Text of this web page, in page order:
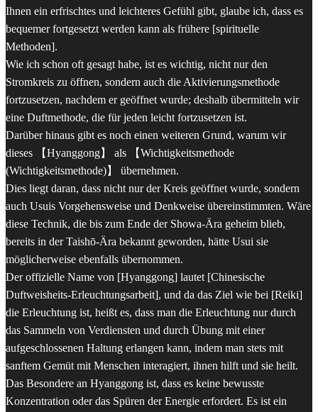
Ihnen ein erfrischtes und leichteres Gefühl gibt, glaube ich, dass es
bequemer fortgesetzt werden kann als frühere [spirituelle
Methoden].
Wie ich schon oft gesagt habe, ist es wichtig, nicht nur den
Stromkreis zu öffnen, sondern auch die Aktivierungsmethode
fortzusetzen, nachdem er geöffnet wurde; deshalb übermitteln wir
eine Duftmethode, die für jeden leicht fortzusetzen ist.
Darüber hinaus gibt es noch einen weiteren Grund, warum wir
dieses 【Hyanggong】 als 【Wichtigkeitsmethode
(Wichtigkeitsmethode)】 übernehmen.
Dies liegt daran, dass nicht nur der Kreis geöffnet wurde, sondern
auch Usuis Vorgehensweise und Denkweise übereinstimmten. Wäre
diese Technik, die bis zum Ende der Showa-Ära geheim blieb,
bereits in der Taishō-Ära bekannt geworden, hätte Usui sie
möglicherweise ebenfalls übernommen.
Der offizielle Name von [Hyanggong] lautet [Chinesische
Duftweisheits-Erleuchtungsarbeit], und da das Ziel wie bei [Reiki]
die Erleuchtung ist, heißt es, dass man die Erleuchtung nur durch
das Sammeln von Verdiensten und durch Übung mit einer
aufgeschlossenen Haltung erlangen kann, indem man stets mit
sanftem Gemüt mit Menschen interagiert, ihnen hilft und sie heilt.
Das Besondere an Hyanggong ist, dass es keine bewusste
Konzentration oder das Spüren der Energie erfordert. Es ist ein